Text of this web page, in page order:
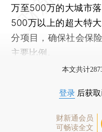
万至500万的大城市
500万以上的超大特
分项目，确保社会保
主要比例。
本文共计
登录 后获
财新通会员
可畅读全文